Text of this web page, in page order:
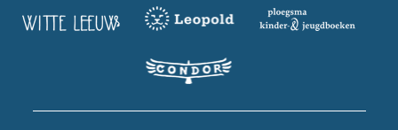
Grappige kinderboeken
Spannende kinderboeken
Boekentips 12+ jaar
Voor volwassenen
Spekkie en Sproet